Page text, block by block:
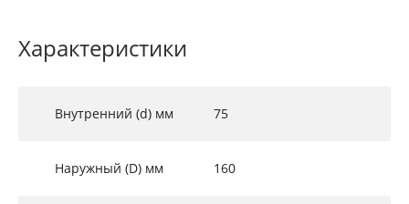
Характеристики
Внутренний (d) мм 75
Наружный (D) мм 160